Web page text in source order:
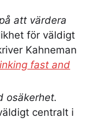
att värdera
för väldigt
Kahneman
fast and
osäkerhet.
centralt i